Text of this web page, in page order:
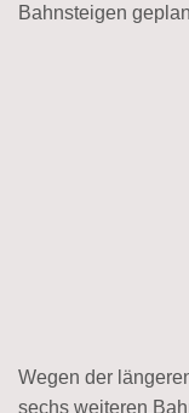
Bahnsteigen
Wegen der
sechs weiteren